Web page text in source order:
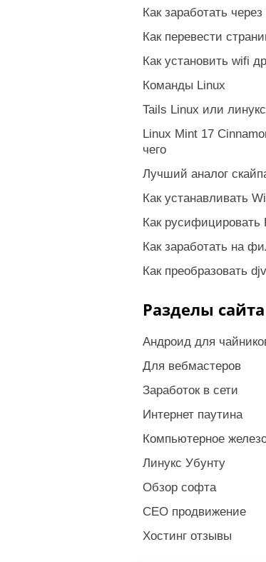
Как заработать через
Как перевести
Как установить wifi
Команды Linux
Tails Linux или
Linux Mint 17
чего
Лучший аналог
Как устанавливать
Как русифицировать
Как заработать на
Как преобразовать
Разделы сайта
Андроид для
Для вебмастеров
Заработок в сети
Интернет паутина
Компьютерное
Линукс Убунту
Обзор софта
СЕО продвижение
Хостинг отзывы